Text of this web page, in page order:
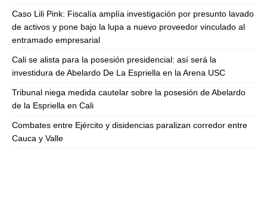
Caso Lili Pink: Fiscalía amplía investigación por presunto lavado
de activos y pone bajo la lupa a nuevo proveedor vinculado al
entramado empresarial
Cali se alista para la posesión presidencial: así será la
investidura de Abelardo De La Espriella en la Arena USC
Tribunal niega medida cautelar sobre la posesión de Abelardo
de la Espriella en Cali
Combates entre Ejército y disidencias paralizan corredor entre
Cauca y Valle